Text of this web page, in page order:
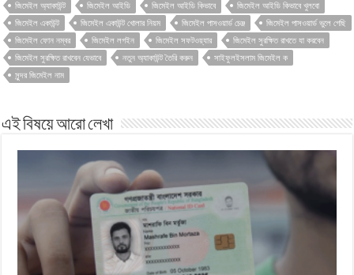
জিমেইল অ্যাকাউন্ট
জিমেইল আইডি জিমেইল আইডি কিভাবে
জিমেইল আইডি কিভাবে খুলবো
জিমেইল একাউন্ট
জিমেইল একাউন্ট খোলার নিয়ম জিমেইল পাসওয়ার্ড চেঞ্জ
জিমেইল পাসওয়ার্ড ভুলে গেছি
জিমেইল ফোন নম্বর
জিমেইল লগইন জিমেইল সফটওয়্যার
জিমেইল সুরক্ষিত রাখতে যা করবেন
জিমেইল সুরক্ষিত রাখবেন যেভাবে
নতুন অ্যাকাউন্ট তৈরি করুন
সাইফুলইসলাম জিমেইল ক
সুন্দর জিমেইল নাম
এই বিষয়ে আরো লেখা